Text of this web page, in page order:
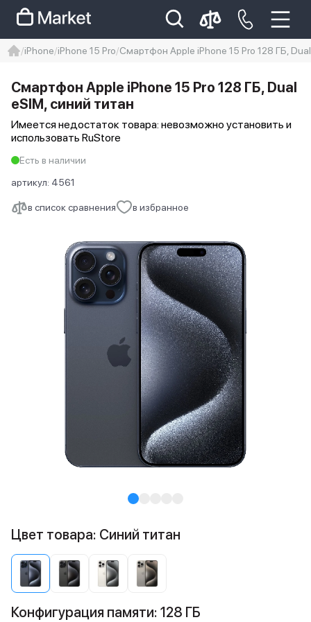
Iphone 14 pro max
айфон 14
iPhone iPhone 15 Pro Смартфон Apple iPhone 15 Pro 128 ГБ,
в список сравнения в избранное
Смартфон Apple iPhone 15 Pro 128 ГБ, Dual
eSIM, синий титан
Имеется недостаток товара: невозможно установить и
использовать RuStore
Есть в наличии
артикул: 4561
Цвет товара: Синий титан
Конфигурация памяти: 128 ГБ